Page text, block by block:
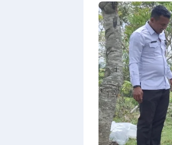
Premium
By
Raushan
Design
With
Shroff
Templates